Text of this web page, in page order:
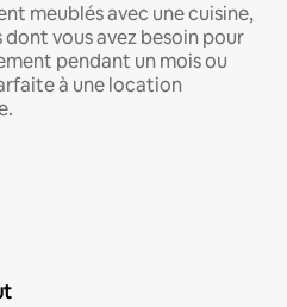
meublés avec une cuisine,
vous avez besoin pour
pendant un mois ou
à une location